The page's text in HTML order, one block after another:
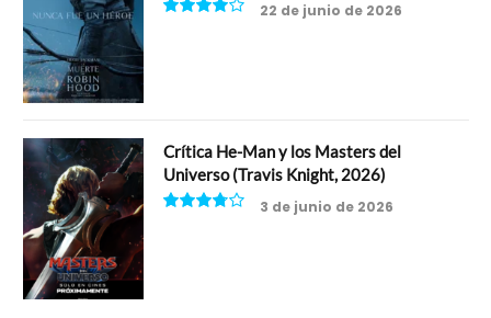
22 de junio de 2026
Crítica He-Man y los Masters del
Universo (Travis Knight, 2026)
3 de junio de 2026